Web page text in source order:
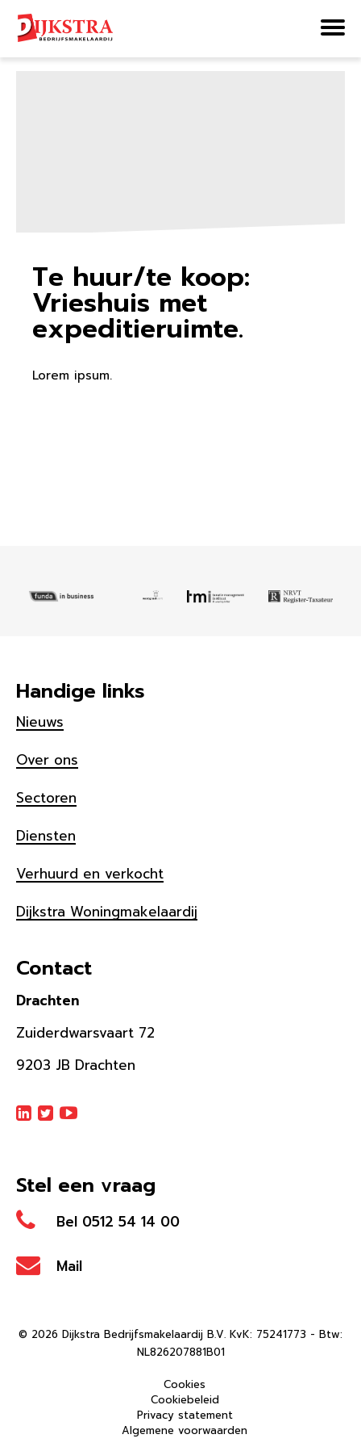
Home Nieuws
Te huur/te koop: Vrieshuis
met expeditieruimte.
Te huur/te koop:
Vrieshuis met
expeditieruimte.
Lorem ipsum.
Handige links
Nieuws
Over ons
Sectoren
Diensten
Verhuurd en verkocht
Dijkstra Woningmakelaardij
Contact
Drachten
Zuiderdwarsvaart 72
9203 JB Drachten
Stel een vraag
Bel 0512 54 14 00
Mail
© 2026 Dijkstra Bedrijfsmakelaardij B.V. KvK: 75241773 - Btw:
NL826207881B01
Cookies
Cookiebeleid
Privacy statement
Algemene voorwaarden